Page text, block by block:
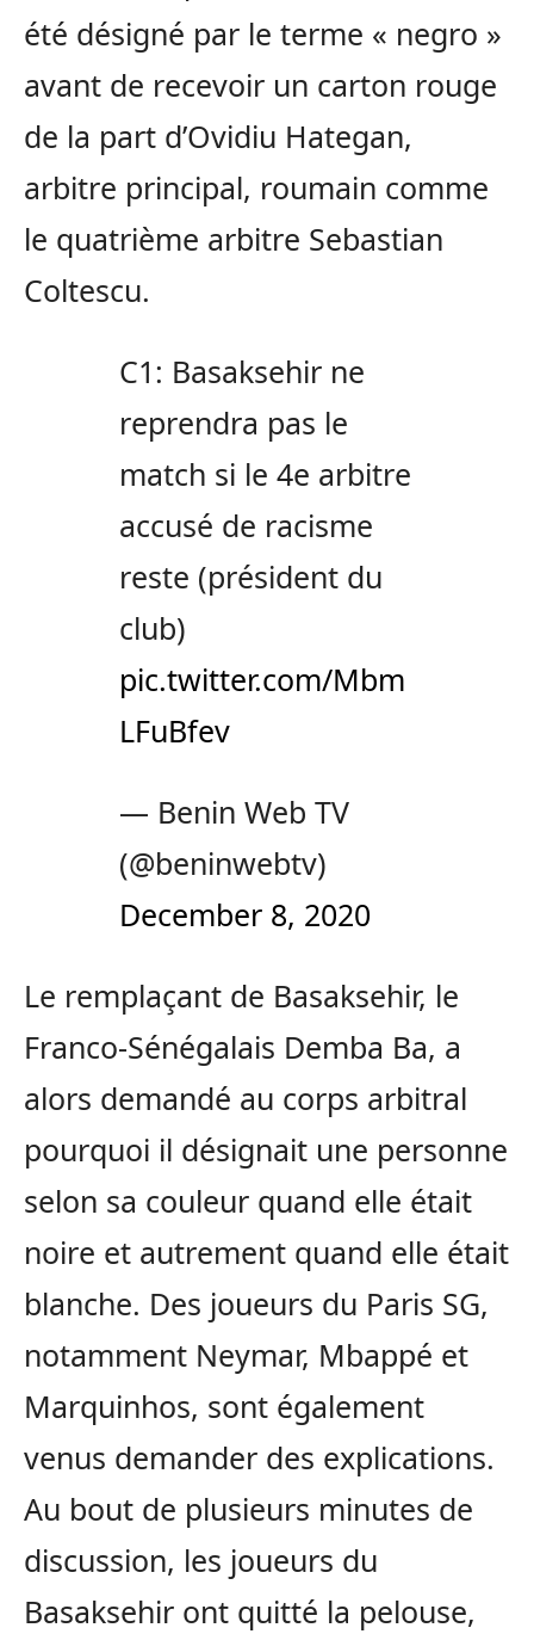
été désigné par le terme « negro »
avant de recevoir un carton rouge
de la part d’Ovidiu Hategan,
arbitre principal, roumain comme
le quatrième arbitre Sebastian
Coltescu.
C1: Basaksehir ne
reprendra pas le
match si le 4e arbitre
accusé de racisme
reste (président du
club)
pic.twitter.com/Mbm
LFuBfev
— Benin Web TV
(@beninwebtv)
December 8, 2020
Le remplaçant de Basaksehir, le
Franco-Sénégalais Demba Ba, a
alors demandé au corps arbitral
pourquoi il désignait une personne
selon sa couleur quand elle était
noire et autrement quand elle était
blanche. Des joueurs du Paris SG,
notamment Neymar, Mbappé et
Marquinhos, sont également
venus demander des explications.
Au bout de plusieurs minutes de
discussion, les joueurs du
Basaksehir ont quitté la pelouse,